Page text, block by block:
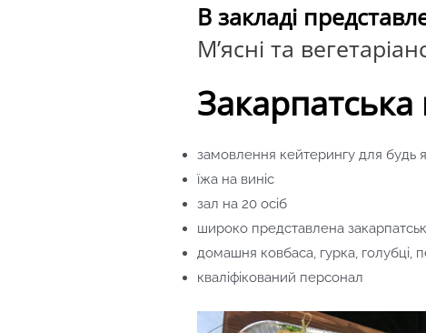
В закладі
М’ясні та
замовлення кейтерингу для будь
їжа на виніс
зал на 20 осіб
широко представлена
домашня ковбаса, гурка, голубці,
кваліфікований персонал